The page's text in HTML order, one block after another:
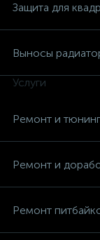
Защита для
Выносы
Услуги
Ремонт и
Ремонт и
Ремонт